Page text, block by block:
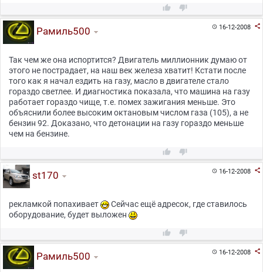
 
16-12-2008 
Рамиль500
Так чем же она испортится? Двигатель миллионник думаю от
этого не пострадает, на наш век железа хватит! Кстати после
того как я начал ездить на газу, масло в двигателе стало
гораздо светлее. И диагностика показала, что машина на газу
работает гораздо чище, т.е. помех зажигания меньше. Это
объяснили более высоким октановым числом газа (105), а не
бензин 92. Доказано, что детонации на газу гораздо меньше
чем на бензине.
 
16-12-2008 
st170
рекламкой попахивает
Сейчас ещё адресок, где ставилось
оборудование, будет выложен
 
16-12-2008 
Рамиль500